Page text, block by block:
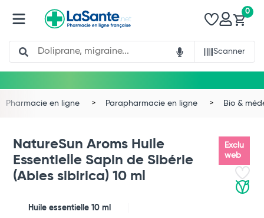
Search
Scanner
0
Pharmacie en ligne Parapharmacie en ligne Bio &
Exclu
web
NatureSun Aroms Huile
Essentielle Sapin de Sibérie
(Abies sibirica) 10 ml
Huile essentielle 10 ml